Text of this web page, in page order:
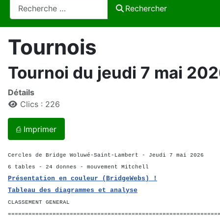
Rechercher
Tournois
Tournoi du jeudi 7 mai
Détails
Clics : 226
⎙ Imprimer
Cercles de Bridge Woluwé-Saint-Lambert - Jeudi 7 mai 2026
6 tables - 24 donnes - mouvement Mitchell
Présentation en couleur (BridgeWebs) !
Tableau des diagrammes et analyse
CLASSEMENT GENERAL